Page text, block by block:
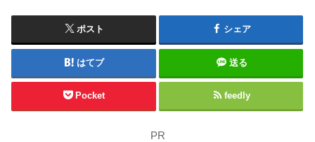
ポスト シェア
はてブ 送る
Pocket feedly
PR